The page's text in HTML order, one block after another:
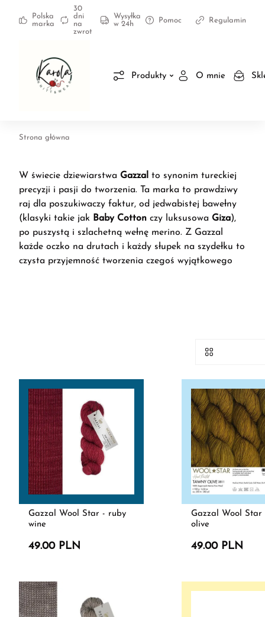
Polska
marka
30
dni
na
zwrot
Wysyłka
w 24h
Pomoc Regulamin
Produkty O mnie
Strona główna
W świecie dziewiarstwa Gazzal to synonim tureckiej
precyzji i pasji do tworzenia. Ta marka to prawdziwy
raj dla poszukiwaczy faktur, od jedwabistej bawełny
(klasyki takie jak Baby Cotton czy luksusowa Giza),
po puszystą i szlachetną wełnę merino. Z Gazzal
każde oczko na drutach i każdy słupek na szydełku to
czysta przyjemność tworzenia czegoś wyjątkowego
Gazzal Wool Star - ruby
wine
49.00 PLN
Gazzal Wool Star
olive
49.00 PLN